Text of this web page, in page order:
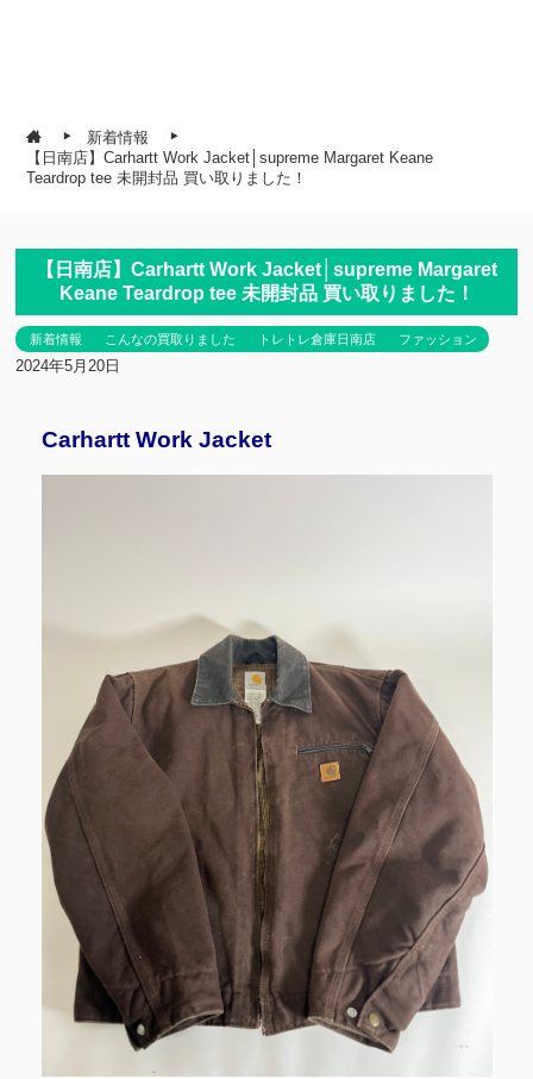
新着情報
【日南店】Carhartt Work Jacket│supreme Margaret Keane
Teardrop tee 未開封品 買い取りました！
【日南店】Carhartt Work Jacket│supreme Margaret
Keane Teardrop tee 未開封品 買い取りました！
新着情報 こんなの買取りました トレトレ倉庫日南店 ファッション
2024年5月20日
Carhartt Work Jacket